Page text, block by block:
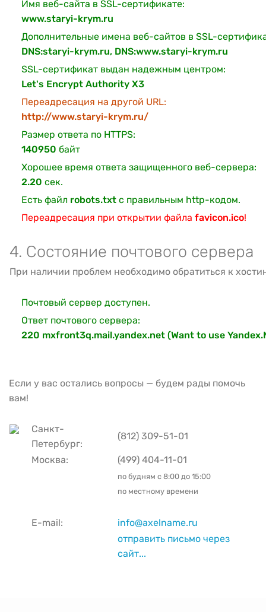
Имя веб-сайта в SSL-сертификате:
www.staryi-krym.ru
Дополнительные имена веб-сайтов в SSL-
DNS:staryi-krym.ru, DNS:www.staryi-krym.ru
SSL-сертификат выдан надежным центром:
Let's Encrypt Authority X3
Переадресация на другой URL:
http://www.staryi-krym.ru/
Размер ответа по HTTPS:
140950 байт
Хорошее время ответа защищенного веб-сервера:
2.20 сек.
Есть файл robots.txt с правильным http-кодом.
Переадресация при открытии файла favicon.ico!
4. Состояние почтового сервера
При наличии проблем необходимо обратиться к
Почтовый сервер доступен.
Ответ почтового сервера:
220 mxfront3q.mail.yandex.net (Want to use
Если у вас остались вопросы — будем рады помочь
вам!
Санкт-
Петербург:
(812) 309-51-01
Москва: (499) 404-11-01
по будням с 8:00 до 15:00
по местному времени
E-mail:
info@axelname.ru
отправить письмо через
сайт...